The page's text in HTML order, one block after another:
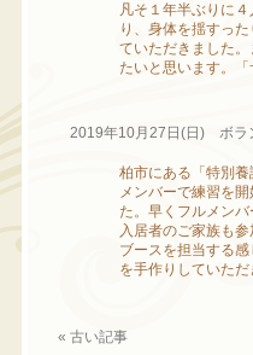
凡そ１年半ぶりに
り、身体を揺すっ
ていただきました
たいと思います。
2019年10月27日(日) ボラ
柏市にある「特別
メンバーで練習を
た。早くフルメン
入居者のご家族も
ブースを担当する
を手作りしていただ
« 古い記事